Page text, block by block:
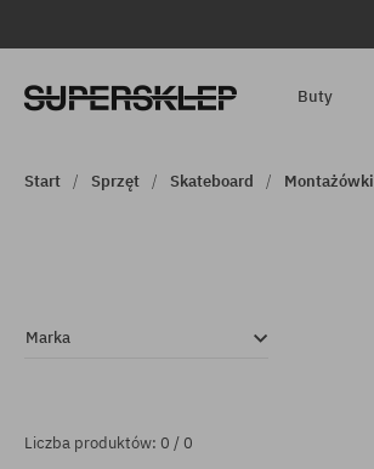
Buty
Start Sprzęt Skateboard Montażówki
Marka
Liczba produktów: 0 / 0